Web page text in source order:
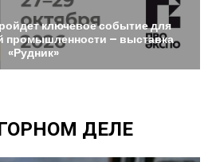
ключевоесобытиедля
промышленности – выставка
«Рудник»
ДЕЛЕ